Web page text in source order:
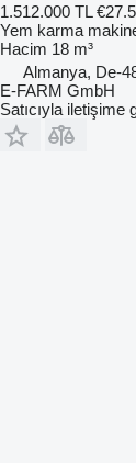
1.512.000 TL
Yem karma
Hacim 18 m³
Almanya, De-
E-FARM GmbH
Satıcıyla iletişime